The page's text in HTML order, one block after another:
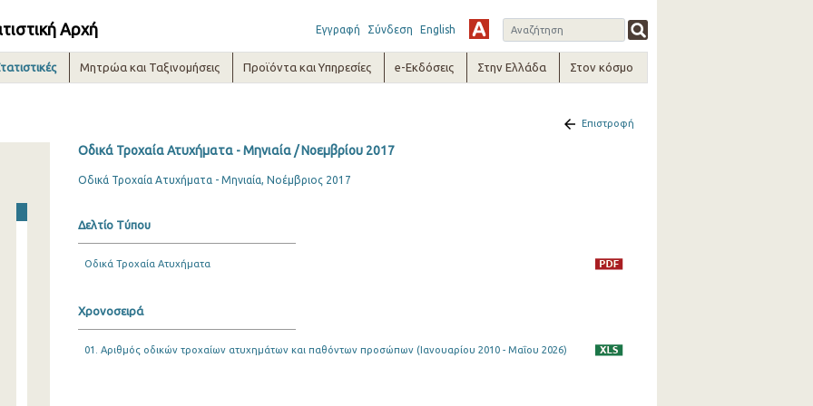
Αρχή Εγγραφή Σύνδεση English
Μητρώα και Ταξινομήσεις Προϊόντα και Υπηρεσίες e-Εκδόσεις Στην Ελλάδα Στον κόσμο
Επιστροφή
Οδικά Τροχαία Ατυχήματα - Μηνιαία / Νοεμβρίου 2017
Οδικά Τροχαία Ατυχήματα - Μηνιαία, Νοέμβριος 2017
Δελτίο Τύπου
Οδικά Τροχαία Ατυχήματα
Χρονοσειρά
01. Αριθμός οδικών τροχαίων ατυχημάτων και παθόντων προσώπων (Ιανουαρίου 2010 - Μαΐου 2026)